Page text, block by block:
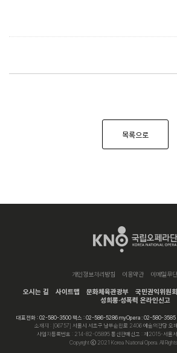
목록으로
개인정보처리방침 이용약관 이메일무
오시는 길 사이트맵 문화체육관광부 국민권익위원
성희롱·성폭력 온라인신고
대표전화 : 02-580-3500 팩스 : 02-586-5286 myOpera : 02-580-3585
소재지 : [06757] 서울시 서초구 남부순환로 2406 예술의전당 오
사업자등록번호 : 214-82-05895 통신판매신고 : 제2015-서울
Copyright ⓒ 2021 Korea National Opera. All